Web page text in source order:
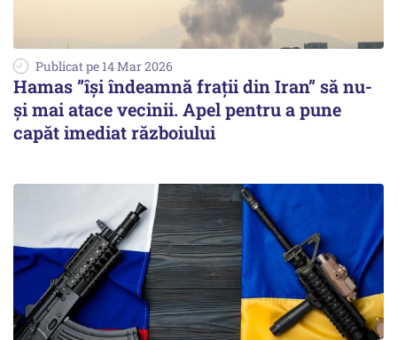
Publicat pe 14 Mar 2026
Hamas ”își îndeamnă frații din Iran” să nu-
și mai atace vecinii. Apel pentru a pune
capăt imediat războiului